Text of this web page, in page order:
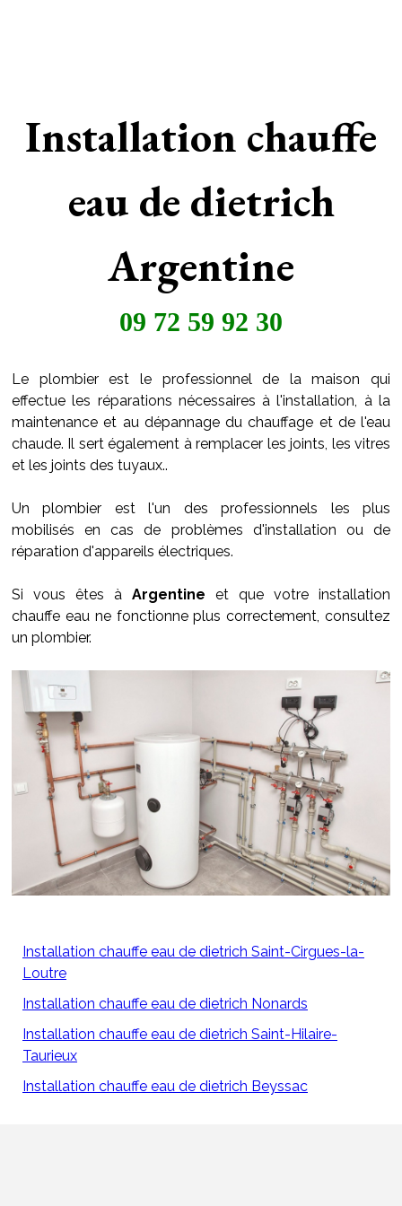
Installation chauffe
eau de dietrich
Argentine
09 72 59 92 30
Le plombier est le professionnel de la maison qui
effectue les réparations nécessaires à l'installation, à la
maintenance et au dépannage du chauffage et de l'eau
chaude. Il sert également à remplacer les joints, les vitres
et les joints des tuyaux..
Un plombier est l'un des professionnels les plus
mobilisés en cas de problèmes d'installation ou de
réparation d'appareils électriques.
Si vous êtes à Argentine et que votre installation
chauffe eau ne fonctionne plus correctement, consultez
un plombier.
Installation chauffe eau de dietrich Saint-Cirgues-la-
Loutre
Installation chauffe eau de dietrich Nonards
Installation chauffe eau de dietrich Saint-Hilaire-
Taurieux
Installation chauffe eau de dietrich Beyssac